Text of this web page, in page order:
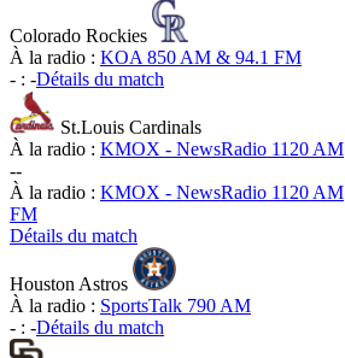
Colorado Rockies
À la radio : KOA 850 AM & 94.1 FM
- : -Détails du match
St.Louis Cardinals
À la radio : KMOX - NewsRadio 1120 AM
--
À la radio : KMOX - NewsRadio 1120 AM
FM
Détails du match
Houston Astros
À la radio : SportsTalk 790 AM
- : -Détails du match